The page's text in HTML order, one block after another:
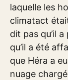
laquelle les
climatact
dit pas qu’il
qu’il a été
que Héra a
nuage